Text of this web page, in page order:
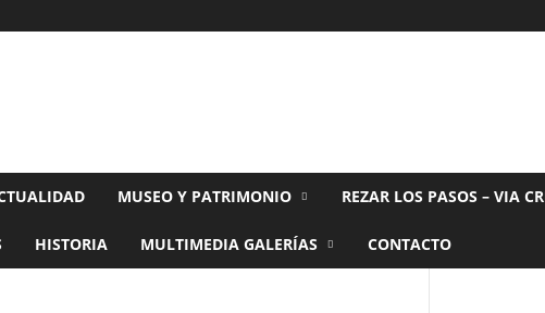
MUSEO Y PATRIMONIO REZAR LOS PASOS – VIA
HISTORIA MULTIMEDIA GALERÍAS CONTACTO